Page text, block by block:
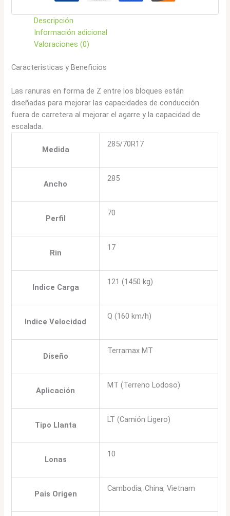
Descripción
Información adicional
Valoraciones (0)
Caracteristicas y Beneficios
Las ranuras en forma de Z entre los bloques están
diseñadas para mejorar las capacidades de conducción
fuera de carretera al mejorar el agarre y la capacidad de
escalada.
Medida
285/70R17
Ancho
285
Perfil
70
Rin
17
Indice Carga
121 (1450 kg)
Indice Velocidad
Q (160 km/h)
Diseño
Terramax MT
Aplicación
MT (Terreno Lodoso)
Tipo Llanta
LT (Camión Ligero)
Lonas
10
Pais Origen
Cambodia, China, Vietnam